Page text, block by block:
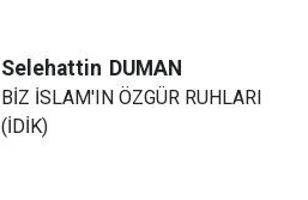
Selehattin DUMAN
BİZ İSLAM'IN ÖZGÜR RUHLARI
(İDİK)